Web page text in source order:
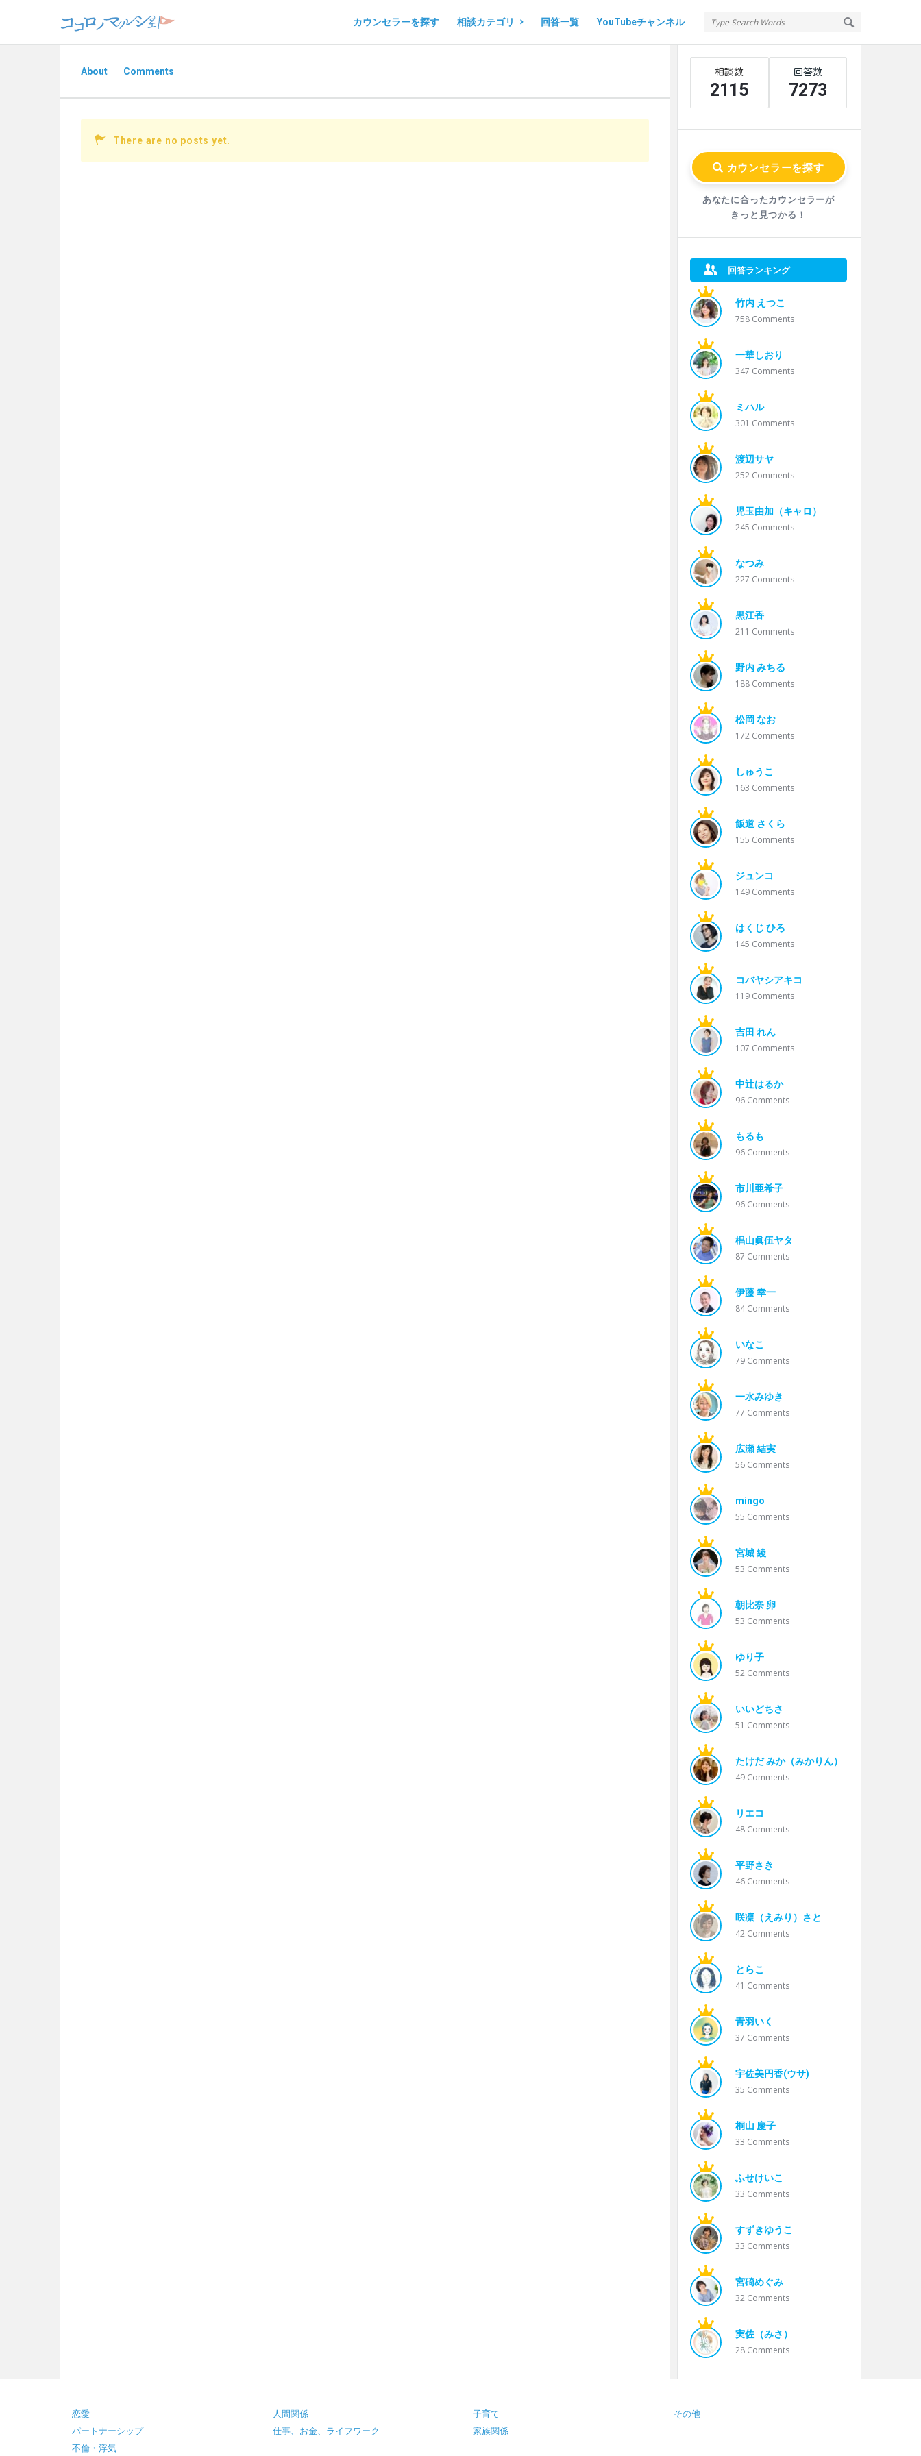
コ
コ
ノ
マ
シ
カウンセラーを探す 相談カテゴリ 回答一覧 YouTubeチャンネル
About Comments
There are no posts yet.
Sidebar
Stats
2115
7273
あなたに合ったカウンセラーが
きっと見つかる！
回答ランキング
竹内 えつこ
758 Comments
一華しおり
347 Comments
ミハル
301 Comments
渡辺サヤ
252 Comments
児玉由加（キャロ）
245 Comments
なつみ
227 Comments
黒江香
211 Comments
野内 みちる
188 Comments
松岡 なお
172 Comments
しゅうこ
163 Comments
飯道 さくら
155 Comments
ジュンコ
149 Comments
はくじ ひろ
145 Comments
コバヤシアキコ
119 Comments
吉田 れん
107 Comments
中辻はるか
96 Comments
もるも
96 Comments
市川亜希子
96 Comments
椙山眞伍ヤタ
87 Comments
伊藤 幸一
84Comments
いなこ
79 Comments
一水みゆき
77 Comments
広瀬 結実
56 Comments
mingo
55 Comments
宮城 綾
53 Comments
朝比奈 卵
53 Comments
ゆり子
52 Comments
いいどちさ
51 Comments
たけだ みか（みかりん）
49 Comments
リエコ
48 Comments
平野さき
46 Comments
咲凛（えみり）さと
42 Comments
とらこ
41 Comments
青羽いく
37 Comments
宇佐美円香(ウサ)
35 Comments
桐山 慶子
33 Comments
ふせけいこ
33 Comments
すずきゆうこ
33 Comments
宮碕めぐみ
32 Comments
実佐（みさ）
28 Comments
Footer
恋愛
パートナーシップ
不倫・浮気
人間関係
仕事、お金、ライフワーク
子育て
家族関係
その他